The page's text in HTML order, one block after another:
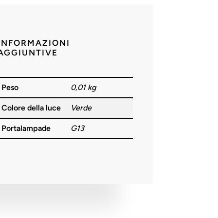
Peso 0,01 kg
Colore della luce Verde
Portalampade G13